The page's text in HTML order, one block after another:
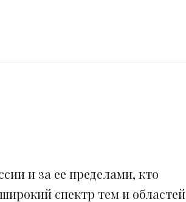
и за ее пределами, кто
спектр тем и областей